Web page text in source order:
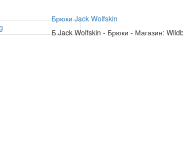
Брюки Jack Wolfskin
БJack Wolfskin - Брюки - Магазин: